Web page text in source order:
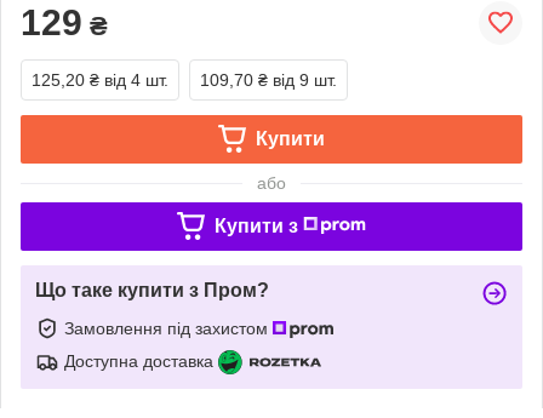
129 ₴
125,20 ₴ від 4 шт. 109,70 ₴ від 9 шт.
Купити
або
Купити з
Що таке купити з Пром?
Замовлення під захистом
Доступна доставка